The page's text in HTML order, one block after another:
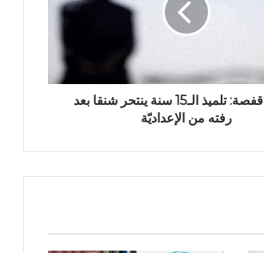
فظيع/ قفصة: تلميذ الـ15 سنة ينتحر شنقا بعد
رفته من الإعداديّة